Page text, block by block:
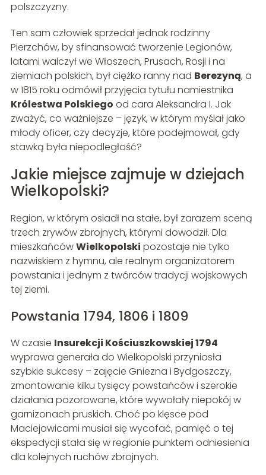
polszczyzny.
Ten sam człowiek sprzedał jednak rodzinny
Pierzchów, by sfinansować tworzenie Legionów,
latami walczył we Włoszech, Prusach, Rosji i na
ziemiach polskich, był ciężko ranny nad Berezyną, a
w 1815 roku odmówił przyjęcia tytułu namiestnika
Królestwa Polskiego od cara Aleksandra I. Jak
zważyć, co ważniejsze – język, w którym myślał jako
młody oficer, czy decyzje, które podejmował, gdy
stawką była niepodległość?
Jakie miejsce zajmuje w dziejach
Wielkopolski?
Region, w którym osiadł na stałe, był zarazem sceną
trzech zrywów zbrojnych, którymi dowodził. Dla
mieszkańcówWielkopolski pozostaje nie tylko
nazwiskiem z hymnu, ale realnym organizatorem
powstania i jednym z twórców tradycji wojskowych
tej ziemi.
Powstania 1794, 1806 i 1809
W czasie Insurekcji Kościuszkowskiej 1794
wyprawa generała do Wielkopolski przyniosła
szybkie sukcesy – zajęcie Gniezna i Bydgoszczy,
zmontowanie kilku tysięcy powstańców i szerokie
działania pozorowane, które wywołały niepokój w
garnizonach pruskich. Choć po klęsce pod
Maciejowicami musiał się wycofać, pamięć o tej
ekspedycji stała się w regionie punktem odniesienia
dla kolejnych ruchów zbrojnych.